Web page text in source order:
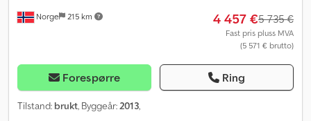
Norge 215 km 4 457 €5 735 €
Fast pris pluss MVA
(5 571 € brutto)
Forespørre Ring
Tilstand: brukt, Byggeår:2013,